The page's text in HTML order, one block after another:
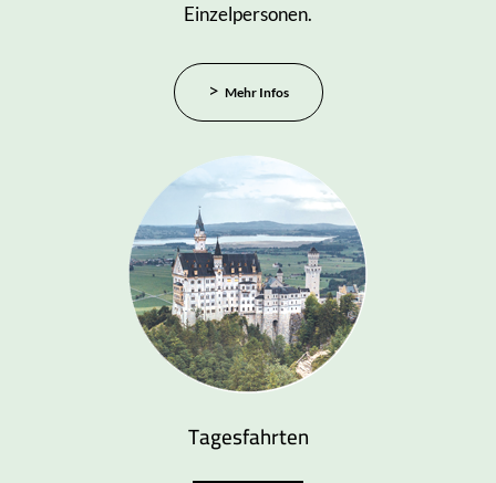
Einzelpersonen.
Mehr Infos
Tagesfahrten